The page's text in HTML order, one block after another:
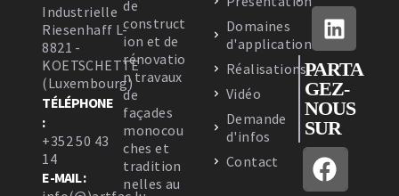
Industrielle
Riesenhaff L-
8821 -
KOETSCHETTE
(Luxembourg)
TÉLÉPHONE
:
+352 50 43
14
E-MAIL :
de
construct
ion et de
rénovatio
n travaux
de
façades
monocou
ches et
tradition
nelles au
Domaines
d'applications
Réalisations
Vidéo
Demande
d'infos
Contact
PARTA
GEZ-
NOUS
SUR